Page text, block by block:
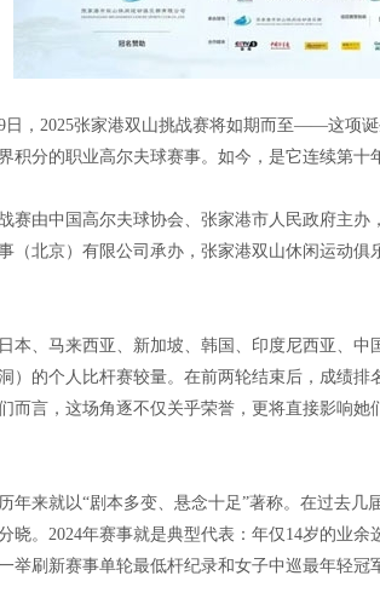
日，2025张家港双山挑战赛将如期而至——这项
积分的职业高尔夫球赛事。如今，是它连续第
赛由中国高尔夫球协会、张家港市人民政府主
（北京）有限公司承办，张家港双山休闲运动
本、马来西亚、新加坡、韩国、印度尼西亚、
）的个人比杆赛较量。在前两轮结束后，成绩
而言，这场角逐不仅关乎荣誉，更将直接影响
年来就以“剧本多变、悬念十足”著称。在过去
晓。2024年赛事就是典型代表：年仅14岁的业
举刷新赛事单轮最低杆纪录和女子中巡最年轻